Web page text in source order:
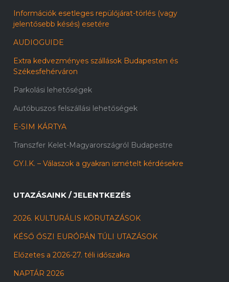
Információk esetleges repülőjárat-törlés (vagy
jelentősebb késés) esetére
AUDIOGUIDE
Extra kedvezményes szállások Budapesten és
Székesfehérváron
Parkolási lehetőségek
Autóbuszos felszállási lehetőségek
E-SIM KÁRTYA
Transzfer Kelet-Magyarországról Budapestre
GY.I.K. – Válaszok a gyakran ismételt kérdésekre
UTAZÁSAINK / JELENTKEZÉS
2026. KULTURÁLIS KÖRUTAZÁSOK
KÉSŐ ŐSZI EURÓPÁN TÚLI UTAZÁSOK
Előzetes a 2026-27. téli időszakra
NAPTÁR 2026